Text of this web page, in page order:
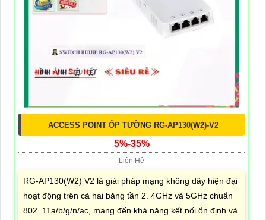
ACCESS POINT ỐP TƯỜNG RG-AP130(W2)-V2
5%-35%
Liên Hệ
RG-AP130(W2) V2 là giải pháp mạng không dây hiện đại
hoạt động trên cả hai băng tần 2. 4GHz và 5GHz chuẩn
802. 11a/b/g/n/ac, mang đến khả năng kết nối ổn định và